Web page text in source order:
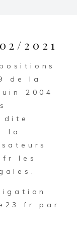
2021
de la
2004
dite
la
les
par